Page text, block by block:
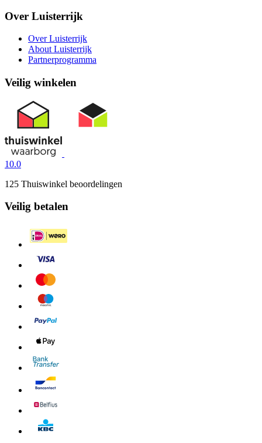
Over Luisterrijk
Over Luisterrijk
About Luisterrijk
Partnerprogramma
Veilig winkelen
10.0
125 Thuiswinkel beoordelingen
Veilig betalen